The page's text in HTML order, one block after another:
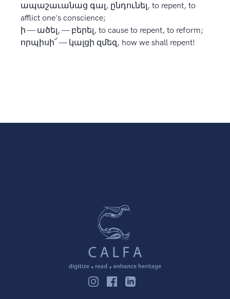
ապաշաւանաց գալ, ընդունել, to repent, to
afflict one's conscience;
ի — ածել, — բերել, to cause to repent, to reform;
որպիսի՜ — կալցի զմեզ, how we shall repent!